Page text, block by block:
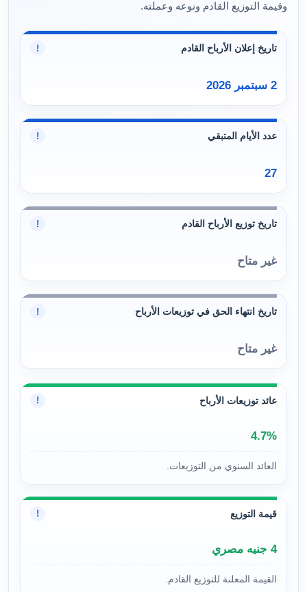
وقيمة التوزيع القادم ونوعه وعملته.
تاريخ إعلان الأرباح القادم !
2 سبتمبر 2026
عدد الأيام المتبقي !
27
تاريخ توزيع الأرباح القادم !
غير متاح
تاريخ انتهاء الحق في توزيعات الأرباح !
غير متاح
عائد توزيعات الأرباح !
4.7%
العائد السنوي من التوزيعات.
قيمة التوزيع !
4 جنيه مصري
القيمة المعلنة للتوزيع القادم.